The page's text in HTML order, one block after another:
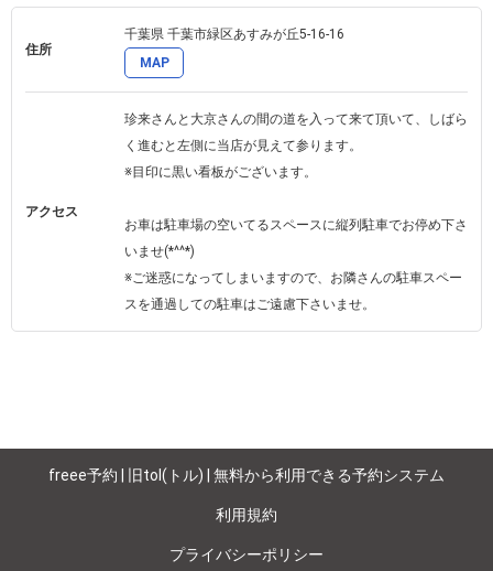
住所
千葉県 千葉市緑区あすみが丘5-16-16
MAP
アクセス
珍来さんと大京さんの間の道を入って来て頂いて、しばら
く進むと左側に当店が見えて参ります。
※目印に黒い看板がございます。
お車は駐車場の空いてるスペースに縦列駐車でお停め下さ
いませ(*^^*)
※ご迷惑になってしまいますので、お隣さんの駐車スペー
スを通過しての駐車はご遠慮下さいませ。
freee予約 | 旧tol(トル) | 無料から利用できる予約システム
利用規約
プライバシーポリシー